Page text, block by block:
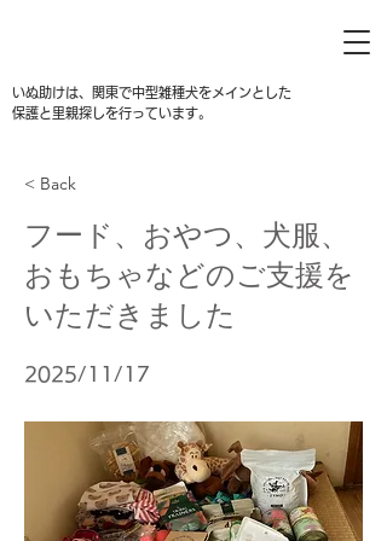
いぬ助けは、関東で中型雑種犬をメインとした
保護と里親探しを行っています。
< Back
フード、おやつ、犬服、
おもちゃなどのご支援を
いただきました
2025/11/17